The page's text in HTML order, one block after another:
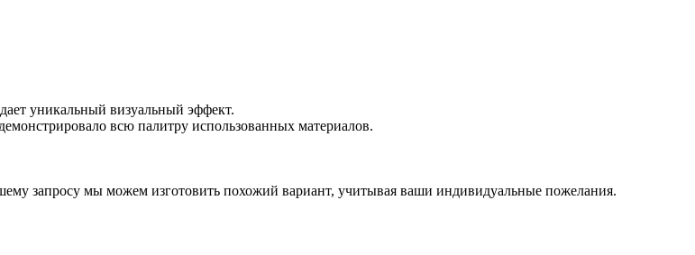
уникальный визуальный эффект.
всю палитру использованных материалов.
запросу мы можем изготовить похожий вариант, учитывая ваши индивидуальные пожелания.